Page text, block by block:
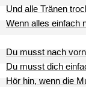
Und alle Tränen
Wenn alles einfach
Du musst nach
Du musst dich
Hör hin, wenn die